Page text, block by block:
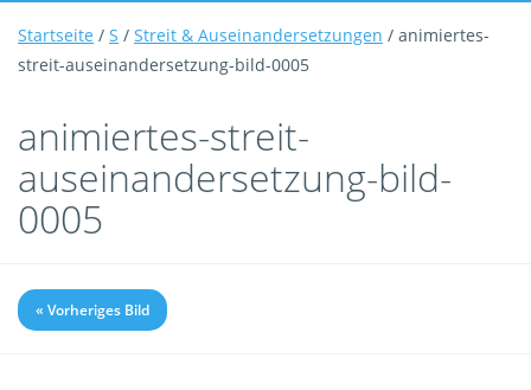
Startseite / S / Streit & Auseinandersetzungen / animiertes-
streit-auseinandersetzung-bild-0005
animiertes-streit-
auseinandersetzung-bild-
0005
« Vorheriges Bild